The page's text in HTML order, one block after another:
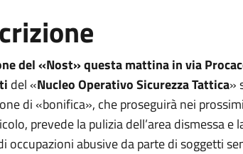
del «Nost» questa mattina in via
del «Nucleo Operativo Sicurezza Tattica»
di «bonifica», che proseguirà nei
prevede la pulizia dell’area dismessa
occupazioni abusive da parte di soggetti